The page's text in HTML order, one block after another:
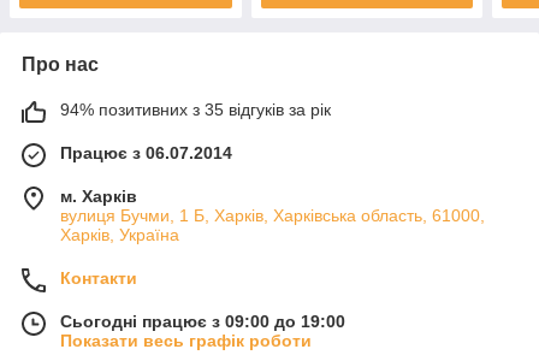
Про нас
94% позитивних з 35 відгуків за рік
Працює з 06.07.2014
м. Харків
вулиця Бучми, 1 Б, Харків, Харківська область, 61000,
Харків, Україна
Контакти
Сьогодні працює з 09:00 до 19:00
Показати весь графік роботи